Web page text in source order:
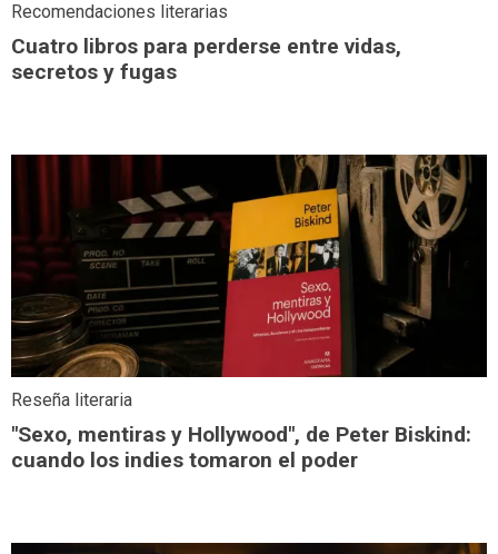
Recomendaciones literarias
Cuatro libros para perderse entre vidas,
secretos y fugas
Reseña literaria
"Sexo, mentiras y Hollywood", de Peter Biskind:
cuando los indies tomaron el poder